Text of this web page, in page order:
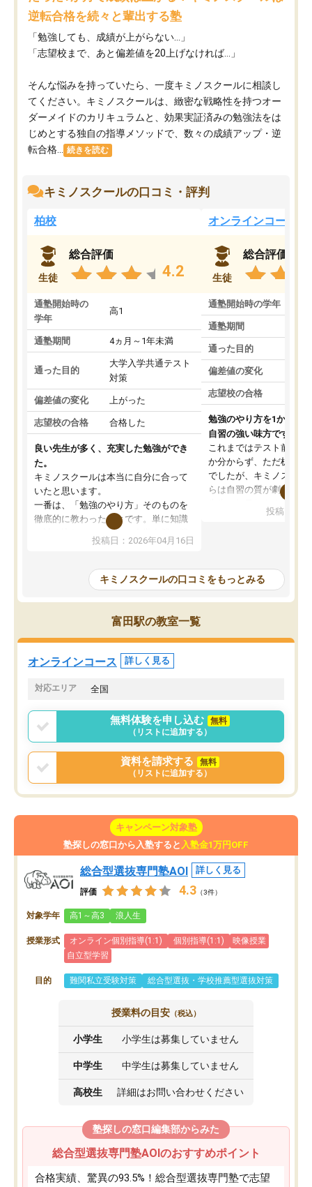
逆転合格を続々と輩出する塾
「勉強しても、成績が上がらない…」
「志望校まで、あと偏差値を20上げなければ…」
そんな悩みを持っていたら、一度キミノスクールに相談し
てください。キミノスクールは、緻密な戦略性を持つオー
ダーメイドのカリキュラムと、効果実証済みの勉強法をは
じめとする独自の指導メソッドで、数々の成績アップ・逆
転合格...
続きを読む
キミノスクールの口コミ・評判
柏校
生徒
総合評価
4.2
通塾開始時の
学年
高1
通塾期間 4ヵ月～1年未満
通った目的
大学入学共通テスト
対策
偏差値の変化 上がった
志望校の合格 合格した
良い先生が多く、充実した勉強ができ
た。
キミノスクールは本当に自分に合って
いたと思います。
一番は、「勉強のやり方」そのものを
徹底的に教わったことです。単に知識
を詰め込むのではなく、自学自習の習
慣が身につくよう並走してくれるの
はなくなりました。
講師の方との距離も近く、親身なコー
チングのおかげで、停滞期もモチベー
ションを維持できました。「やらされ
る勉強」から「目標のための勉強」へ
意識が変わったことが、目標校への合
投稿日：2026年04月16日
オンラインコース
生徒
総合評価
通塾開始時の学年
通塾期間
通った目的
偏差値の変化
志望校の合格
勉強のやり方を1から教
自習の強い味方です。
これまではテスト前に何
か分からず、ただ机に座
でしたが、キミノスクー
らは自習の質が劇的に変
を明確にしてくれるの
の仕方をコーチングして
ルなので、家での学習習
身につきました。結果と
た。自分から学ぶ姿勢を
投稿日：
キミノスクールの口コミをもっとみる
富田駅の教室一覧
オンラインコース 詳しく見る
対応エリア 全国
無料体験を申し込む
無料
（リストに追加する）
資料を請求する
無料
（リストに追加する）
キャンペーン対象塾
塾探しの窓口から入塾すると 入塾金1万円OFF
総合型選抜専門塾AOI 詳しく見る
評価 4.3 （3件）
対象学年 高1～高3 浪人生
授業形式 オンライン個別指導(1:1) 個別指導(1:1)
映像授業
自立型学習
目的 難関私立受験対策 総合型選抜・学校推薦型選抜対策
授業料の目安 （税込）
小学生 小学生は募集していません
中学生 中学生は募集していません
高校生 詳細はお問い合わせください
塾探しの窓口編集部からみた
総合型選抜専門塾AOIのおすすめポイント
合格実績、驚異の93.5%！総合型選抜専門塾で志望